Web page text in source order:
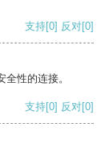
支持[0] 反对[0]
性的连接。
支持[0] 反对[0]